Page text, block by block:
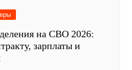
на СВО 2026:
зарплаты и